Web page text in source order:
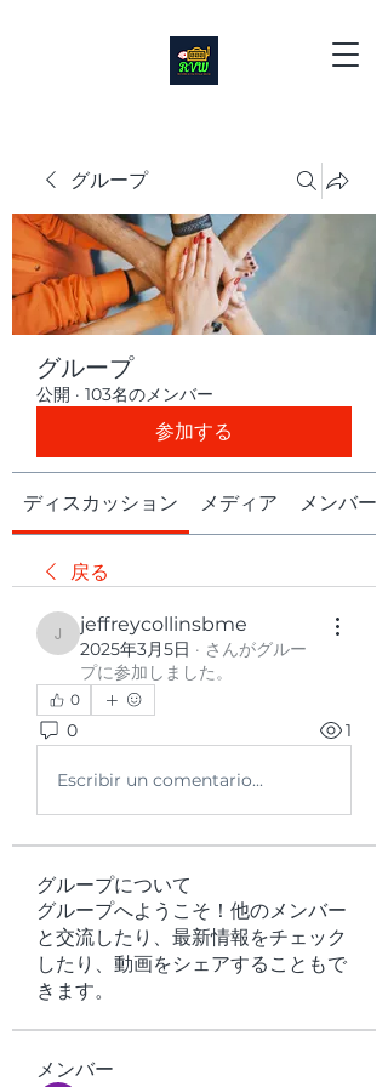
グループ
グループ
公開 · 103名のメンバー
参加する
ディスカッション メディア メンバー
戻る
jeffreycollinsbme
jeffreycollinsbme
2025年3月5日 · さんがグルー
プに参加しました。
0
0 1
Escribir un comentario...
グループについて
グループへようこそ！他のメンバー
と交流したり、最新情報をチェック
したり、動画をシェアすることもで
きます。
メンバー